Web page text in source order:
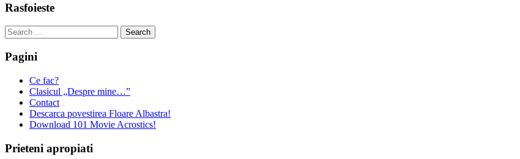
Rasfoieste
Search
for:
Pagini
Ce fac?
Clasicul „Despre mine…”
Contact
Descarca povestirea Floare Albastra!
Download 101 Movie Acrostics!
Prieteni apropiati